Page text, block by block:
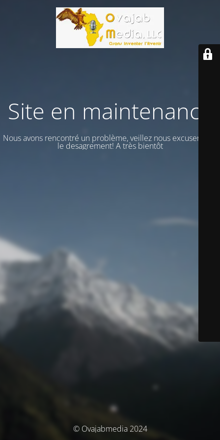
Site en maintenance
Nous avons rencontré un problème, veillez nous excuser vour
le desagrement! A très bientôt
© Ovajabmedia 2024